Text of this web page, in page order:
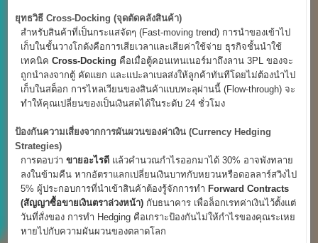
ยุทธวิธี Cross-Docking (จุดตัดคลังสินค้า)
สำหรับสินค้าที่เป็นกระแสจัดๆ (Fast-moving trend) การนำของเข้าไป
เก็บในชั้นวางโกดังคือการเสียเวลาและเสียค่าใช้จ่าย ธุรกิจชั้นนำใช้
เทคนิคCross-Docking คือเมื่อตู้คอนเทนเนอร์มาถึงลาน 3PL ของจะ
ถูกนำลงจากตู้ คัดแยก และแปะลาเบลส่งให้ลูกค้าทันทีโดยไม่ต้องนำไป
เก็บในสต็อก การไหลเวียนของสินค้าแบบทะลุผ่านนี้ (Flow-through) จะ
ทำให้คุณเปลี่ยนของเป็นเงินสดได้ในระดับ 24 ชั่วโมง
ป้องกันความเสี่ยงจากการผันผวนของค่าเงิน (Currency Hedging
Strategies)
การตอบว่าขายอะไรดี แล้วคำนวณกำไรออกมาได้ 30% อาจพังทลาย
ลงในข้ามคืน หากอัตราแลกเปลี่ยนเงินบาทกับหยวนหรือดอลลาร์สวิงไป
5% ผู้ประกอบการที่นำเข้าสินค้าต้องรู้จักการทำ Forward Contracts
(สัญญาซื้อขายเงินตราล่วงหน้า) กับธนาคาร เพื่อล็อกเรทค่าเงินไว้ตั้งแต่
วันที่สั่งของ การทำ Hedging คือเกราะป้องกันไม่ให้กำไรของคุณระเหย
หายไปกับความผันผวนของตลาดโลก